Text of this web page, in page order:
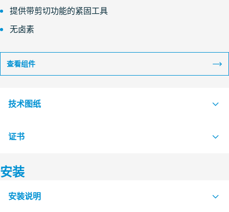
提供带剪切功能的紧固工具
无卤素
查看组件
技术图纸
S1526141 CABLE STRAP ROLL STRAP AND CLIP
证书
认证机构
LR 证书续期中
安装
安装说明